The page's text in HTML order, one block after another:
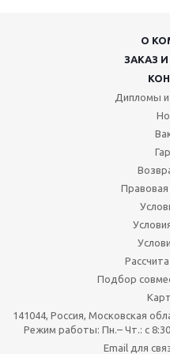
О
ЗАКАЗ
Дипломы
Подбор
141044, Россия, Московская
Режим работы: Пн.– Чт.: с
Email для